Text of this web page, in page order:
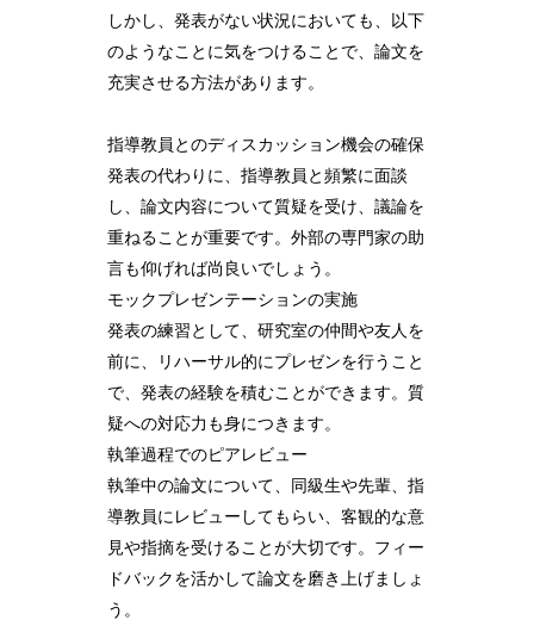
しかし、発表がない状況においても、以下
のようなことに気をつけることで、論文を
充実させる方法があります。
指導教員とのディスカッション機会の確保
発表の代わりに、指導教員と頻繁に面談
し、論文内容について質疑を受け、議論を
重ねることが重要です。外部の専門家の助
言も仰げれば尚良いでしょう。
モックプレゼンテーションの実施
発表の練習として、研究室の仲間や友人を
前に、リハーサル的にプレゼンを行うこと
で、発表の経験を積むことができます。質
疑への対応力も身につきます。
執筆過程でのピアレビュー
執筆中の論文について、同級生や先輩、指
導教員にレビューしてもらい、客観的な意
見や指摘を受けることが大切です。フィー
ドバックを活かして論文を磨き上げましょ
う。